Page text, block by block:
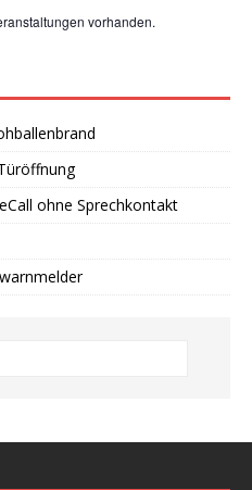
vorhanden.
ohne Sprechkontakt